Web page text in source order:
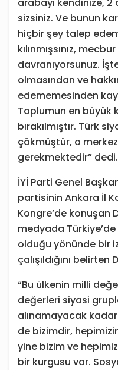
arabayı kendinize,
sizsiniz. Ve bunun
hiçbir şey talep
kılınmışsınız,
davranıyorsunuz.
olmasından ve
edememesinden
Toplumun en büyük
bırakılmıştır. Türk
çökmüştür, o
gerekmektedir” dedi.
İYİ Parti Genel
partisinin Ankara İl
Kongre’de konuşan
medyada
olduğu yönünde bir
çalışıldığını
“Bu ülkenin milli
değerleri siyasi
alınamayacak
de bizimdir,
yine bizim ve
bir kurgusu var.